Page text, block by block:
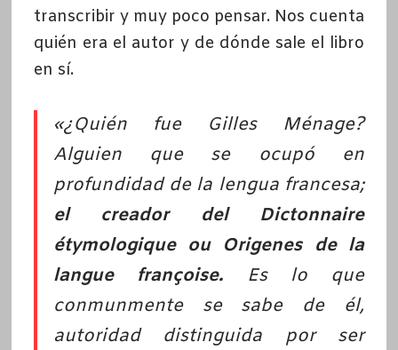
transcribir y muy poco pensar. Nos cuenta
quién era el autor y de dónde sale el libro
en sí.
«¿Quién fue Gilles Ménage?
Alguien que se ocupó en
profundidad de la lengua francesa;
el creador del Dictonnaire
étymologique ou Origenes de la
langue françoise. Es lo que
conmunmente se sabe de él,
autoridad distinguida por ser